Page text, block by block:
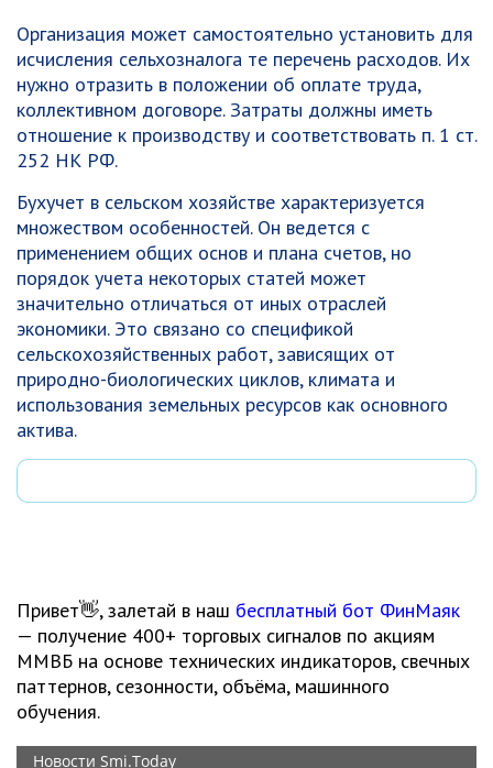
Организация может самостоятельно установить для
исчисления сельхозналога те перечень расходов. Их
нужно отразить в положении об оплате труда,
коллективном договоре. Затраты должны иметь
отношение к производству и соответствовать п. 1 ст.
252 НК РФ.
Бухучет в сельском хозяйстве характеризуется
множеством особенностей. Он ведется с
применением общих основ и плана счетов, но
порядок учета некоторых статей может
значительно отличаться от иных отраслей
экономики. Это связано со спецификой
сельскохозяйственных работ, зависящих от
природно-биологических циклов, климата и
использования земельных ресурсов как основного
актива.
Привет👋, залетай в наш бесплатный бот ФинМаяк
— получение 400+ торговых сигналов по акциям
ММВБ на основе технических индикаторов, свечных
паттернов, сезонности, объёма, машинного
обучения.